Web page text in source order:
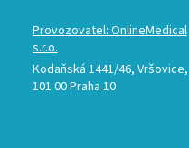
Provozovatel: OnlineMedical
s.r.o.
Kodaňská 1441/46, Vršovice,
101 00 Praha 10